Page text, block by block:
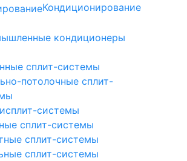
Кондиционирование
кондиционеры
сплит-системы
потолочные сплит-
системы
сплит-системы
сплит-системы
сплит-системы